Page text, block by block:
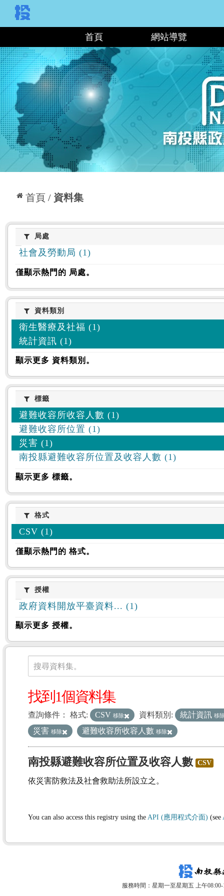
首頁 網站導覽
首頁 資料集
:::
局處局處
社會及勞動局 (1)
僅顯示熱門的 局處。
資料類別
資料類別
衛生醫療及社福 (1)
統計資訊 (1)
顯示更多 資料類別。
標籤標籤
避難收容所收容人數 (1)
避難收容所位置 (1)
災害 (1)
南投縣避難收容所位置及收容人數 (1)
顯示更多 標籤。
格式格式
CSV (1)
僅顯示熱門的 格式。
授權授權
政府資料開放平臺資料... (1)
顯示更多 授權。
資料集
搜尋資料集。
找到1個資料集
查詢條件： 格式: CSV 移除 資料類別: 統計資訊 移
災害 移除 避難收容所收容人數 移除
南投縣避難收容所位置及收容人數 CSV
依災害防救法及社會救助法所設立之。
You can also access this registry using the API (應用程式介面) (see
服務時間：星期一至星期五 上午